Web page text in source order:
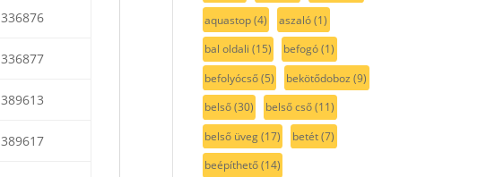
336876
336877
389613
389617
aquastop(4) aszaló(1)
bal oldali (15) befogó(1)
befolyócső(5) bekötődoboz (9)
belső(30) belső cső(11)
belső üveg(17) betét(7)
beépíthető(14)